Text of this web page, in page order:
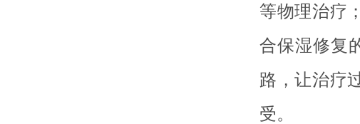
等物理治疗
合保湿修复
路，让治疗
受。